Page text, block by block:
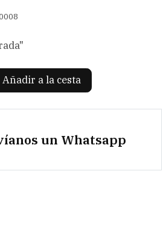
Añadir a la cesta
un Whatsapp